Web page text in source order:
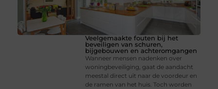
Veelgemaakte fouten bij het
beveiligen van schuren,
bijgebouwen en achteromgangen
Wanneer mensen nadenken over
woningbeveiliging, gaat de aandacht
meestal direct uit naar de voordeur en
de ramen van het huis. Toch worden